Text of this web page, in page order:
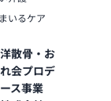
いるケア
散骨・お
会プロデ
ス事業